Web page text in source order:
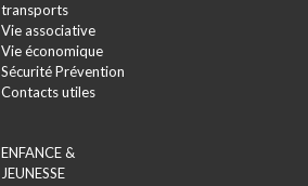
transports
Vie associative
Vie économique
Sécurité Prévention
Contacts utiles
ENFANCE &
JEUNESSE